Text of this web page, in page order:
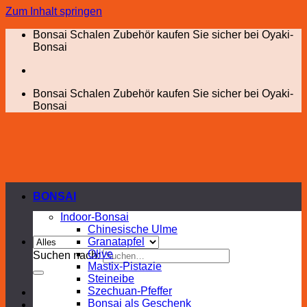
Zum Inhalt springen
Bonsai Schalen Zubehör kaufen Sie sicher bei Oyaki-
Bonsai
Bonsai Schalen Zubehör kaufen Sie sicher bei Oyaki-
Bonsai
Suchen nach:
BONSAI
Indoor-Bonsai
Chinesische Ulme
Granatapfel
Olive
Mastix-Pistazie
Steineibe
Szechuan-Pfeffer
Bonsai als Geschenk